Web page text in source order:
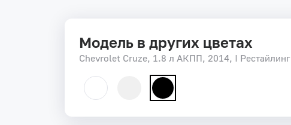
Модель в других цветах
Chevrolet Cruze, 1.8 л АКПП, 2014, I Рестайлинг